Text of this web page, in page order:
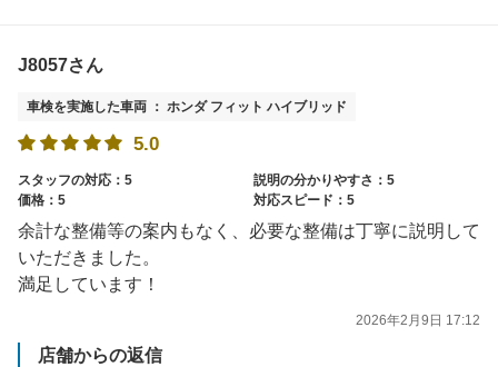
J8057さん
車検を実施した車両 ： ホンダ フィット ハイブリッド
5.0
スタッフの対応：5
説明の分かりやすさ：5
価格：5
対応スピード：5
余計な整備等の案内もなく、必要な整備は丁寧に説明して
いただきました。
満足しています！
2026年2月9日 17:12
店舗からの返信